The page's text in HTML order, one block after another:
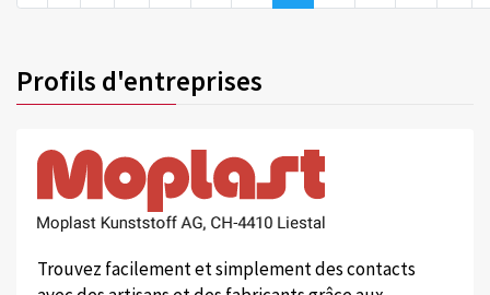
Profils d'entreprises
Trouvez facilement et simplement des contacts